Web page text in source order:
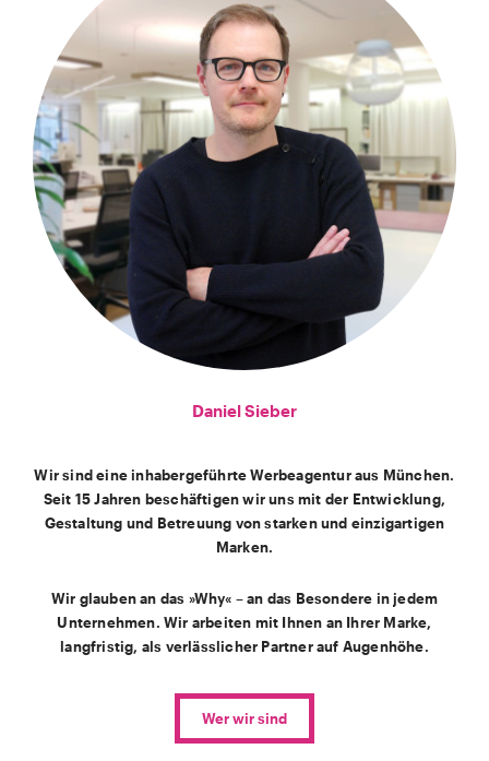
Daniel Sieber
Wir sind eine inhabergeführte Werbeagentur aus München.
Seit 15 Jahren beschäftigen wir uns mit der Entwicklung,
Gestaltung und Betreuung von starken und einzigartigen
Marken.
Wir glauben an das »Why« – an das Besondere in jedem
Unternehmen. Wir arbeiten mit Ihnen an Ihrer Marke,
langfristig, als verlässlicher Partner auf Augenhöhe.
Wer wir sind